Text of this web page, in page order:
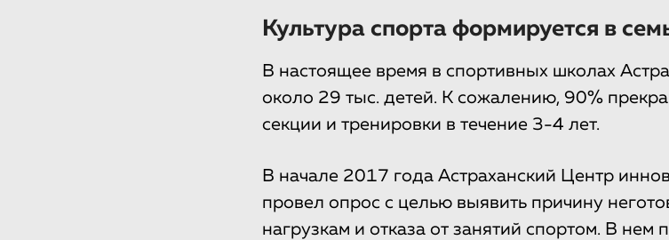
Культура спорта формируется в
В настоящее время в спортивных школах
около 29 тыс. детей. К сожалению, 90%
секции и тренировки в течение 3-4 лет.
В начале 2017 года Астраханский Центр
провел опрос с целью выявить причину
нагрузкам и отказа от занятий спортом. В нем